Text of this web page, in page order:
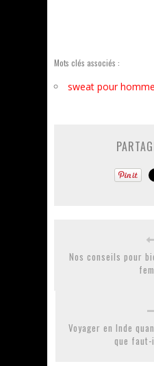
Mots clés associés :
sweat pour homme
Nos conseils pour
Voyager en Inde
que